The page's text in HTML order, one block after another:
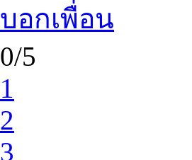
บอกเพื่อน
0/5
1
2
3